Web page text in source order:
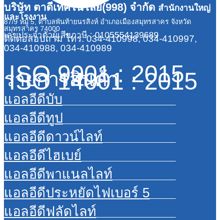
บริษัท ตาดีเทคโนโลยี(998) จำกัด สำนักงานใหญ่
และโรงงาน
87/9 หมู่ 5, ตำบลพันท้ายนรสิงห์ อำเภอเมืองสมุทรสาคร จังหวัด
สมุทรสาคร 74000
เลขประจำตัวผู้เสียภาษี : 0105554139689
ติดต่อสอบถาม โทร. 034-410998, 034-410997,
034-410988, 034-410989
ISO 9001 : 2015
ISO 14001 : 2015
รายการสินค้า
แอลอีดีบับ
แอลอีดีทูป
แอลอีดีดาวน์ไลท์
แอลอีดีไฮเบย์
แอลอีดีพาแนลไลท์
แอลอีดีประหยัดไฟเบอร์ 5
แอลอีดีฟลัดไลท์